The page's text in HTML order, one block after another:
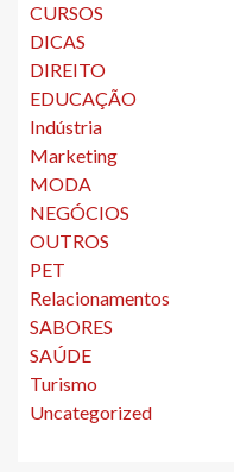
CURSOS
DICAS
DIREITO
EDUCAÇÃO
Indústria
Marketing
MODA
NEGÓCIOS
OUTROS
PET
Relacionamentos
SABORES
SAÚDE
Turismo
Uncategorized